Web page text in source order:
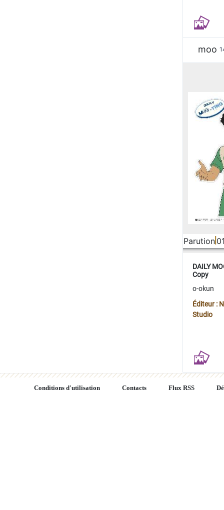
moo
Parution
DAILY
Copy
o-okun
Éditeur :
Studio
Conditions d'utilisation Contacts Flux RSS